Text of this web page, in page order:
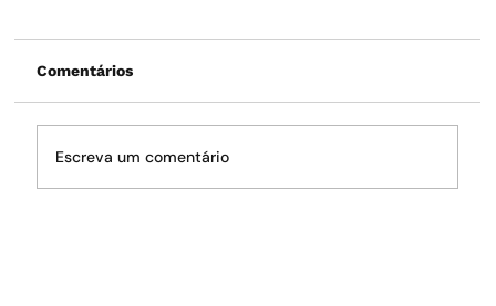
Comentários
Escreva um comentário